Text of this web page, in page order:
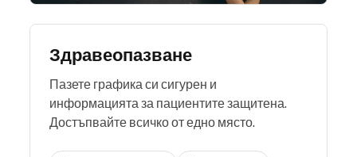
Здравеопазване
Пазете графика си сигурен и
информацията за пациентите защитена.
Достъпвайте всичко от едно място.